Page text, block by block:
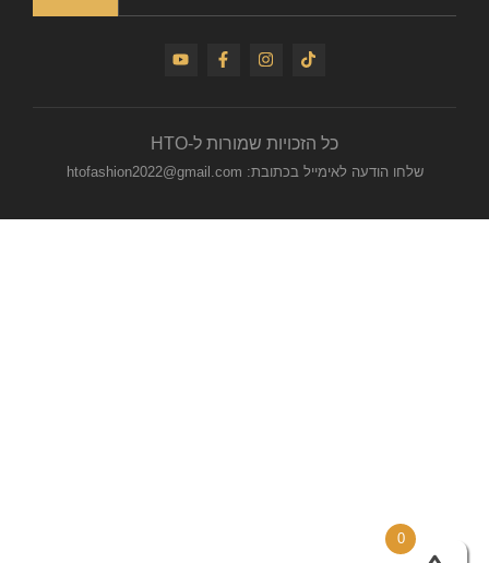
כל הזכויות שמורות ל-HTO
שלחו הודעה לאימייל בכתובת: htofashion2022@gmail.com
0